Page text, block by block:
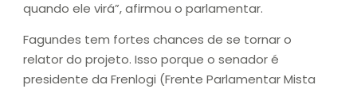
quando ele virá”, afirmou o parlamentar.
Fagundes tem fortes chances de se tornar o
relator do projeto. Isso porque o senador é
presidente da Frenlogi (Frente Parlamentar Mista